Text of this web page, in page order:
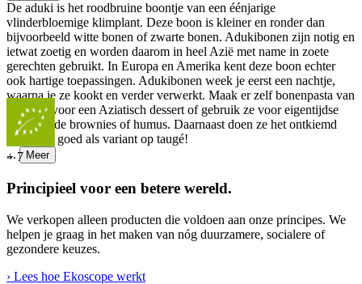
De aduki is het roodbruine boontje van een éénjarige
vlinderbloemige klimplant. Deze boon is kleiner en ronder dan
bijvoorbeeld witte bonen of zwarte bonen. Adukibonen zijn notig en
ietwat zoetig en worden daarom in heel Azië met name in zoete
gerechten gebruikt. In Europa en Amerika kent deze boon echter
ook hartige toepassingen. Adukibonen week je eerst een nachtje,
waarna je ze kookt en verder verwerkt. Maak er zelf bonenpasta van
als basis voor een Aziatisch dessert of gebruik ze voor eigentijdse
verrassende brownies of humus. Daarnaast doen ze het ontkiemd
bijzonder goed als variant op taugé!
...
Meer
+7
Principieel voor een betere wereld.
We verkopen alleen producten die voldoen aan onze principes. We
helpen je graag in het maken van nóg duurzamere, socialere of
gezondere keuzes.
› Lees hoe Ekoscope werkt